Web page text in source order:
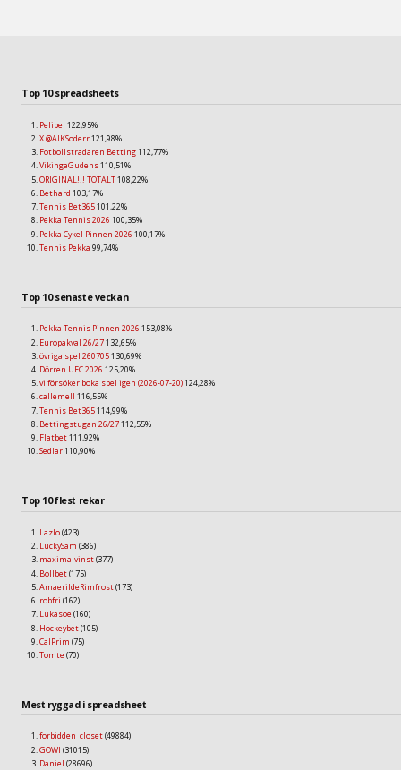
Top 10 spreadsheets
Pelipel 122,95%
X @AIKSoderr121,98%
Fotbollstradaren Betting112,77%
VikingaGudens110,51%
ORIGINAL!!! TOTALT108,22%
Bethard 103,17%
Tennis Bet365101,22%
Pekka Tennis 2026 100,35%
Pekka Cykel Pinnen 2026 100,17%
Tennis Pekka 99,74%
Top 10 senaste veckan
Pekka Tennis Pinnen 2026 153,08%
Europakval 26/27132,65%
övriga spel 260705130,69%
Dörren UFC 2026 125,20%
vi försöker boka spel igen (2026-07-20)124,28%
callemell 116,55%
Tennis Bet365114,99%
Bettingstugan 26/27112,55%
Flatbet111,92%
Sedlar110,90%
Top 10 flest rekar
Lazlo(423)
LuckySam (386)
maximalvinst(377)
Bollbet(175)
AmaerildeRimfrost(173)
robfri (162)
Lukasoe (160)
Hockeybet(105)
CalPrim (75)
Tomte (70)
Mest ryggad i spreadsheet
forbidden_closet(49884)
GOWI (31015)
Daniel (28696)